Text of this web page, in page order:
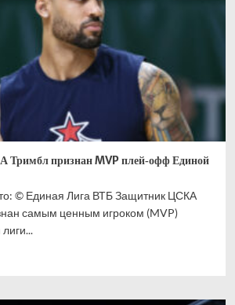
Тримбл признан MVP плей‑офф Единой
© Единая Лига ВТБ Защитник ЦСКА
самым ценным игроком (MVP)